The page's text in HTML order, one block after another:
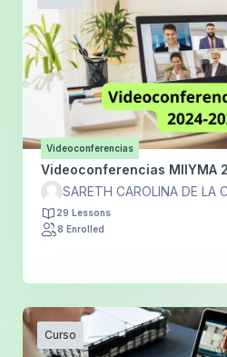
Videoconferencias
Videoconferencias MIIYMA
SARETH CAROLINA DE LA
29 Lessons
8 Enrolled
Curso